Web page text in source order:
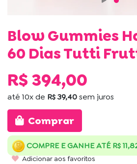
Blow Gummies
60 Dias Tutti
R$ 394,00
até10xde R$ 39,40sem juros
Comprar
COMPRE E GANHE ATÉ R$
Adicionar aos favoritos